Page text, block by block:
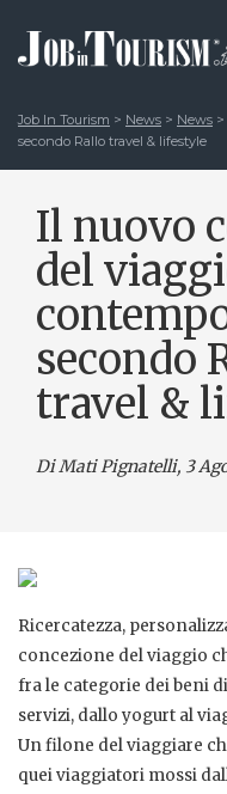
Job In Tourism > News > News >
secondo Rallo travel & lifestyle
Il nuovo
del
secondo
travel &
Di Mati Pignatelli, 3
Ricercatezza,
concezione del viaggio
fra le categorie dei beni
servizi, dallo yogurt al
Un filone del viaggiare
quei viaggiatori mossi